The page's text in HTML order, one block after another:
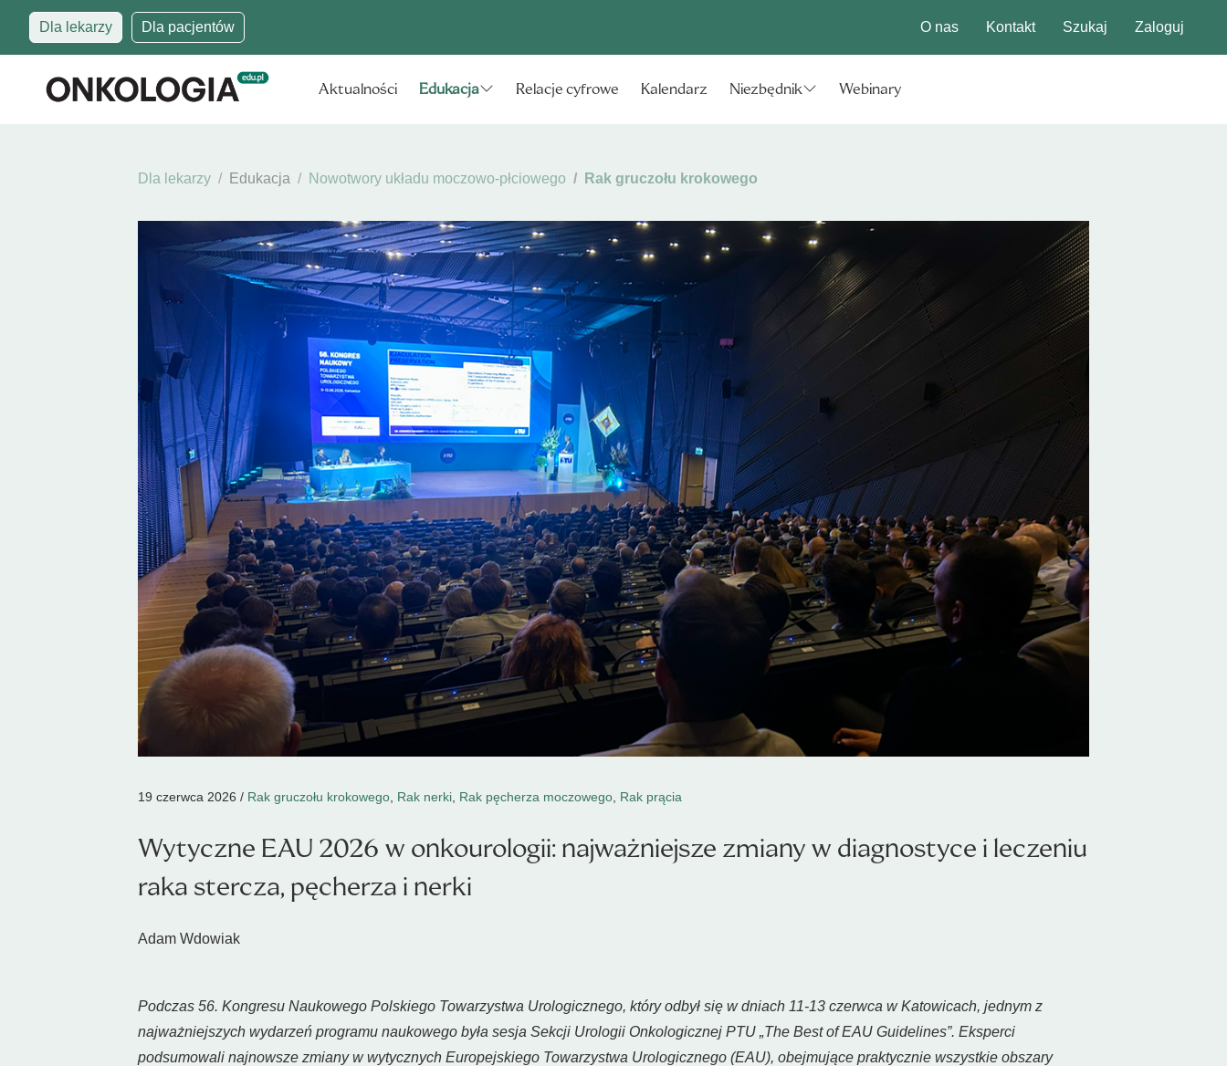
Dla lekarzy Dla pacjentów O nas Kontakt Szukaj Zaloguj
Aktualności Edukacja Relacje cyfrowe Kalendarz Niezbędnik Webinary
Dla lekarzy Edukacja Nowotwory układu moczowo-płciowego Rak gruczołu krokowego
19 czerwca 2026 / Rak gruczołu krokowego, Rak nerki, Rak pęcherza moczowego, Rak prącia
Wytyczne EAU 2026 w onkourologii: najważniejsze zmiany w diagnostyce i leczeniu
raka stercza, pęcherza i nerki
Adam Wdowiak
Podczas 56. Kongresu Naukowego Polskiego Towarzystwa Urologicznego, który odbył się w dniach 11-13 czerwca w Katowicach, jednym z
najważniejszych wydarzeń programu naukowego była sesja Sekcji Urologii Onkologicznej PTU „The Best of EAU Guidelines”. Eksperci
podsumowali najnowsze zmiany w wytycznych Europejskiego Towarzystwa Urologicznego (EAU), obejmujące praktycznie wszystkie obszary